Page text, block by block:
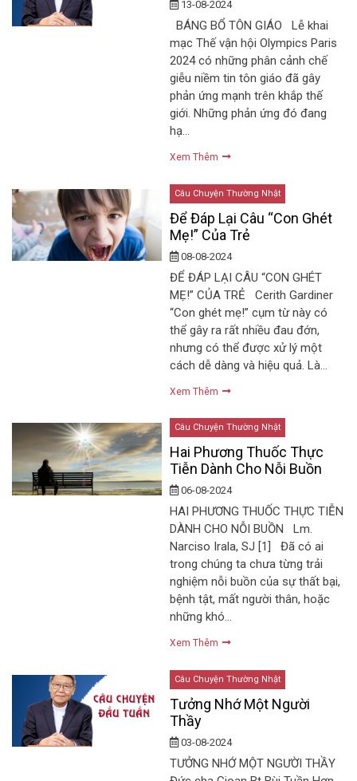
13-08-2024
BÁNG BỔ TÔN GIÁO Lễ khai
mạc Thế vận hội Olympics Paris
2024 có những phân cảnh chế
giễu niềm tin tôn giáo đã gây
phản ứng mạnh trên khắp thế
giới. Những phản ứng đó đang
hạ…
Xem Thêm
Câu Chuyện Thường Nhật
Để Đáp Lại Câu “Con Ghét
Mẹ!” Của Trẻ
08-08-2024
ĐỂ ĐÁP LẠI CÂU “CON GHÉT
MẸ!” CỦA TRẺ Cerith Gardiner
“Con ghét mẹ!” cụm từ này có
thể gây ra rất nhiều đau đớn,
nhưng có thể được xử lý một
cách dễ dàng và hiệu quả. Là…
Xem Thêm
Câu Chuyện Thường Nhật
Hai Phương Thuốc Thực
Tiễn Dành Cho Nỗi Buồn
06-08-2024
HAI PHƯƠNG THUỐC THỰC TIỄN
DÀNH CHO NỖI BUỒN Lm.
Narciso Irala, SJ [1] Đã có ai
trong chúng ta chưa từng trải
nghiệm nỗi buồn của sự thất bại,
bệnh tật, mất người thân, hoặc
những khó…
Xem Thêm
Câu Chuyện Thường Nhật
Tưởng Nhớ Một Người
Thầy
03-08-2024
TƯỞNG NHỚ MỘT NGƯỜI THẦY